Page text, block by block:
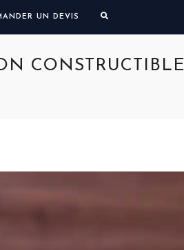
UN DEVIS
CONSTRUCTIBLE